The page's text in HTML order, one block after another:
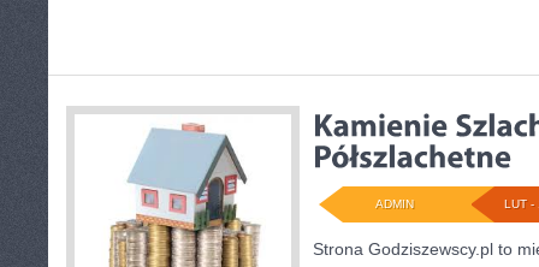
LUT -
ADMIN
Strona Godziszewscy.pl to